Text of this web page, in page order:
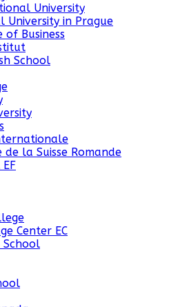
University
University in Prague
of Business
School
la Suisse Romande
Center EC
School